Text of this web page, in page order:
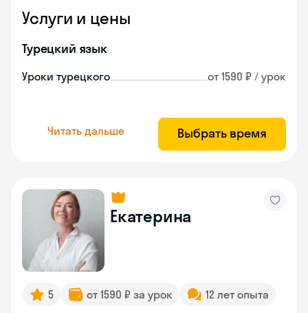
Услуги и цены
Турецкий язык
Уроки турецкого от 1590 ₽ / урок
Читать дальше Выбрать время
Екатерина
5 от 1590 ₽ за урок 12 лет опыта